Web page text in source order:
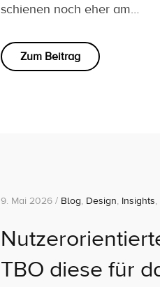
schienen noch eher am…
Zum Beitrag
9. Mai 2026 / Blog, Design, Insights,
TBO diese für